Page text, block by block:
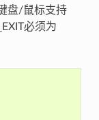
盘/鼠标支持
必须为